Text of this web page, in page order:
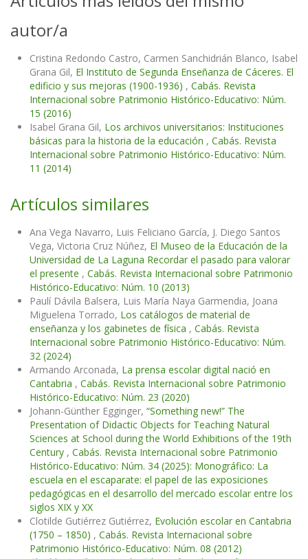
autor/a
Cristina Redondo Castro, Carmen Sanchidrián Blanco, Isabel
Grana Gil, El Instituto de Segunda Enseñanza de Cáceres. El
edificio y sus mejoras (1900-1936) , Cabás. Revista
Internacional sobre Patrimonio Histórico-Educativo: Núm.
15 (2016)
Isabel Grana Gil, Los archivos universitarios: Instituciones
básicas para la historia de la educación , Cabás. Revista
Internacional sobre Patrimonio Histórico-Educativo: Núm.
11 (2014)
Artículos similares
Ana Vega Navarro, Luis Feliciano García, J. Diego Santos
Vega, Victoria Cruz Núñez, El Museo de la Educación de la
Universidad de La Laguna Recordar el pasado para valorar
el presente , Cabás. Revista Internacional sobre Patrimonio
Histórico-Educativo: Núm. 10 (2013)
Paulí Dávila Balsera, Luis María Naya Garmendia, Joana
Miguelena Torrado, Los catálogos de material de
enseñanza y los gabinetes de física , Cabás. Revista
Internacional sobre Patrimonio Histórico-Educativo: Núm.
32 (2024)
Armando Arconada, La prensa escolar digital nació en
Cantabria , Cabás. Revista Internacional sobre Patrimonio
Histórico-Educativo: Núm. 23 (2020)
Johann-Günther Egginger, “Something new!” The
Presentation of Didactic Objects for Teaching Natural
Sciences at School during the World Exhibitions of the 19th
Century , Cabás. Revista Internacional sobre Patrimonio
Histórico-Educativo: Núm. 34 (2025): Monográfico: La
escuela en el escaparate: el papel de las exposiciones
pedagógicas en el desarrollo del mercado escolar entre los
siglos XIX y XX
Clotilde Gutiérrez Gutiérrez, Evolución escolar en Cantabria
(1750 – 1850) , Cabás. Revista Internacional sobre
Patrimonio Histórico-Educativo: Núm. 08 (2012)